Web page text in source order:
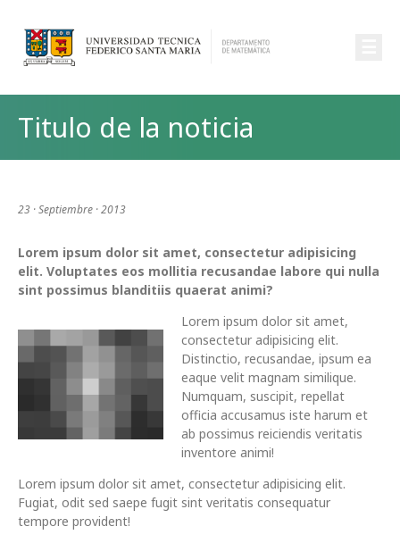
Titulo de la noticia
23 · Septiembre · 2013
Lorem ipsum dolor sit amet, consectetur adipisicing
elit. Voluptates eos mollitia recusandae labore qui nulla
sint possimus blanditiis quaerat animi?
Lorem ipsum dolor sit amet,
consectetur adipisicing elit.
Distinctio, recusandae, ipsum ea
eaque velit magnam similique.
Numquam, suscipit, repellat
officia accusamus iste harum et
ab possimus reiciendis veritatis
inventore animi!
Lorem ipsum dolor sit amet, consectetur adipisicing elit.
Fugiat, odit sed saepe fugit sint veritatis consequatur
tempore provident!